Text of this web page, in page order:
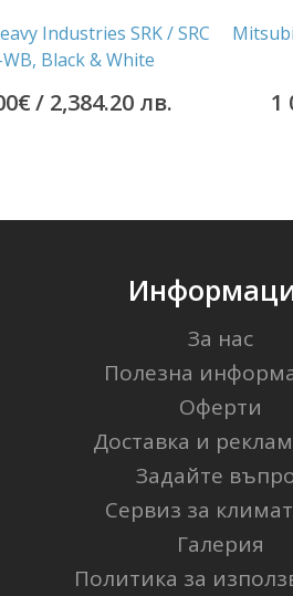
Industries SRK / SRC
Black & White
€/ 2,384.20 лв. 1
За нас
Полезна
Оферти
Доставка и
Задайте
Сервиз за
Галерия
Политика за